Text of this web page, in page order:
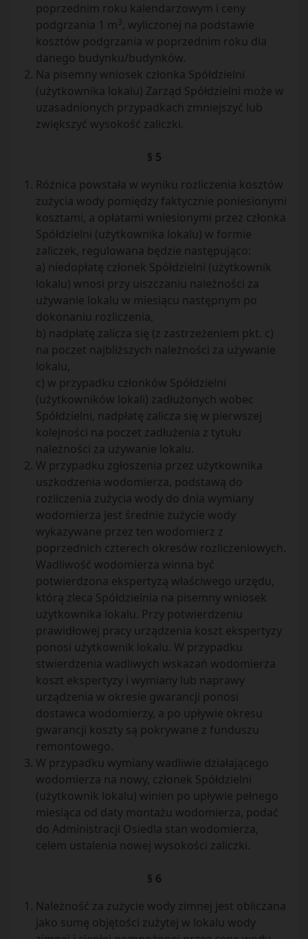
poprzednim roku kalendarzowym i ceny
podgrzania 1 m 3, wyliczonej na podstawie
kosztów podgrzania w poprzednim roku dla
danego budynku/budynków.
Na pisemny wniosek członka Spółdzielni
(użytkownika lokalu) Zarząd Spółdzielni może w
uzasadnionych przypadkach zmniejszyć lub
zwiększyć wysokość zaliczki.
§ 5
Różnica powstała w wyniku rozliczenia kosztów
zużycia wody pomiędzy faktycznie poniesionymi
kosztami, a opłatami wniesionymi przez członka
Spółdzielni (użytkownika lokalu) w formie
zaliczek, regulowana będzie następująco:
a) niedopłatę członek Spółdzielni (użytkownik
lokalu) wnosi przy uiszczaniu należności za
używanie lokalu w miesiącu następnym po
dokonaniu rozliczenia,
b) nadpłatę zalicza się (z zastrzeżeniem pkt. c)
na poczet najbliższych należności za używanie
lokalu,
c) w przypadku członków Spółdzielni
(użytkowników lokali) zadłużonych wobec
Spółdzielni, nadpłatę zalicza się w pierwszej
kolejności na poczet zadłużenia z tytułu
należności za używanie lokalu.
W przypadku zgłoszenia przez użytkownika
uszkodzenia wodomierza, podstawą do
rozliczenia zużycia wody do dnia wymiany
wodomierza jest średnie zużycie wody
wykazywane przez ten wodomierz z
poprzednich czterech okresów rozliczeniowych.
Wadliwość wodomierza winna być
potwierdzona ekspertyzą właściwego urzędu,
którą zleca Spółdzielnia na pisemny wniosek
użytkownika lokalu. Przy potwierdzeniu
prawidłowej pracy urządzenia koszt ekspertyzy
ponosi użytkownik lokalu. W przypadku
stwierdzenia wadliwych wskazań wodomierza
koszt ekspertyzy i wymiany lub naprawy
urządzenia w okresie gwarancji ponosi
dostawca wodomierzy, a po upływie okresu
gwarancji koszty są pokrywane z funduszu
remontowego.
W przypadku wymiany wadliwie działającego
wodomierza na nowy, członek Spółdzielni
(użytkownik lokalu) winien po upływie pełnego
miesiąca od daty montażu wodomierza, podać
do Administracji Osiedla stan wodomierza,
celem ustalenia nowej wysokości zaliczki.
§ 6
Należność za zużycie wody zimnej jest obliczana
jako sumę objętości zużytej w lokalu wody